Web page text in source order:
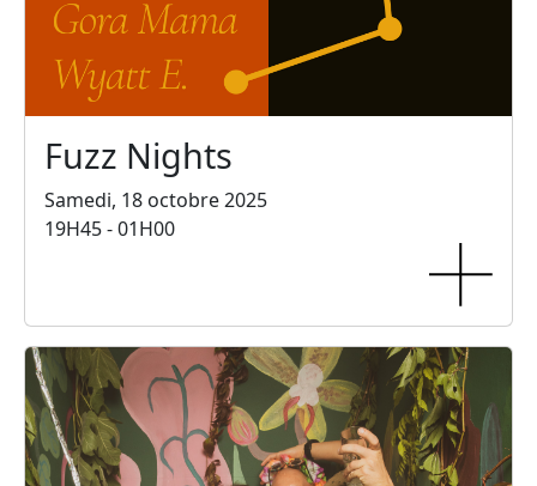
Fuzz Nights
Samedi, 18 octobre 2025
19H45 - 01H00